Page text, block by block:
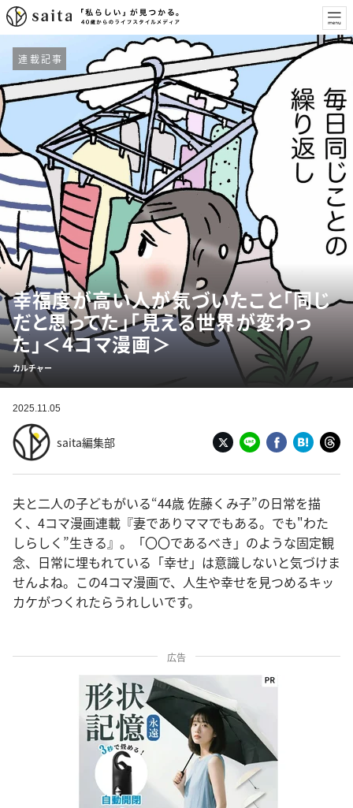
連載記事
幸福度が高い人が気づいたこと「同じ
だと思ってた」「見える世界が変わっ
た」＜4コマ漫画＞
カルチャー
2025.11.05
saita編集部
夫と二人の子どもがいる“44歳 佐藤くみ子”の日常を描
く、4コマ漫画連載『妻でありママでもある。でも"わた
しらしく”生きる』。「〇〇であるべき」のような固定観
念、日常に埋もれている「幸せ」は意識しないと気づけま
せんよね。この4コマ漫画で、人生や幸せを見つめるキッ
カケがつくれたらうれしいです。
広告